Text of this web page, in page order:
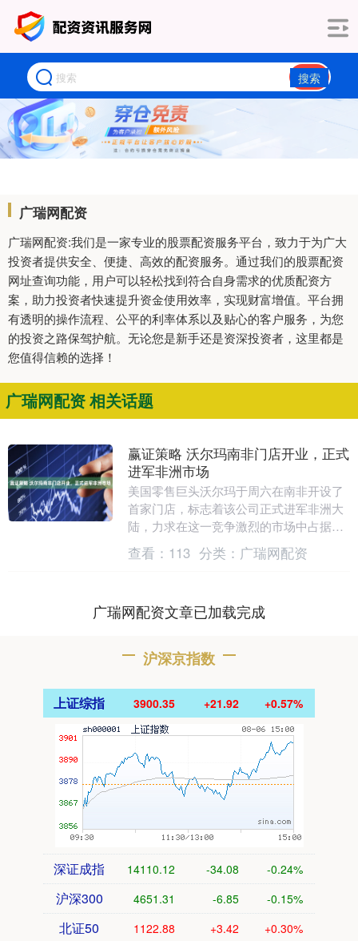
搜索
广瑞网配资
广瑞网配资:我们是一家专业的股票配资服务平台，致力于为广大
投资者提供安全、便捷、高效的配资服务。通过我们的股票配资
网址查询功能，用户可以轻松找到符合自身需求的优质配资方
案，助力投资者快速提升资金使用效率，实现财富增值。平台拥
有透明的操作流程、公平的利率体系以及贴心的客户服务，为您
的投资之路保驾护航。无论您是新手还是资深投资者，这里都是
您值得信赖的选择！
广瑞网配资 相关话题
赢证策略 沃尔玛南非门店开业，正式
进军非洲市场
美国零售巨头沃尔玛于周六在南非开设了
首家门店，标志着该公司正式进军非洲大
陆，力求在这一竞争激烈的市场中占据一
席之地。 逾百名消费者在店外排队数小
时，只为享受沃尔....
查看： 113 分类： 广瑞网配资
广瑞网配资文章已加载完成
沪深京指数
上证综指 3900.35 +21.92 +0.57%
深证成指 14110.12 -34.08 -0.24%
沪深300 4651.31 -6.85 -0.15%
北证50 1122.88 +3.42 +0.30%